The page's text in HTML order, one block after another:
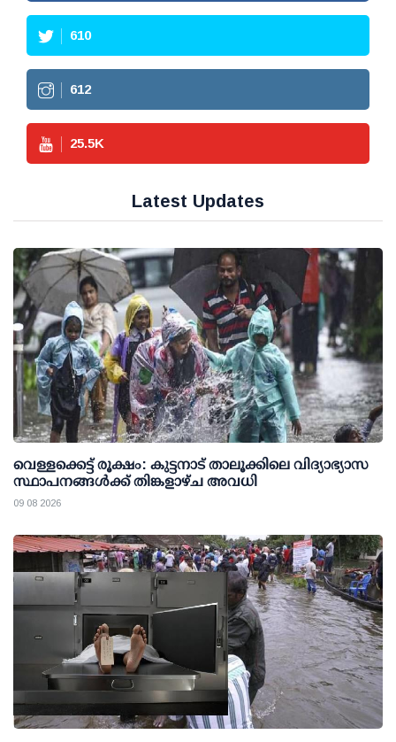
610
612
25.5K
Latest Updates
വെള്ളക്കെട്ട് രൂക്ഷം: കുട്ടനാട് താലൂക്കിലെ വിദ്യാഭ്യാസ
സ്ഥാപനങ്ങള്‍ക്ക് തിങ്കളാഴ്ച അവധി
09 08 2026